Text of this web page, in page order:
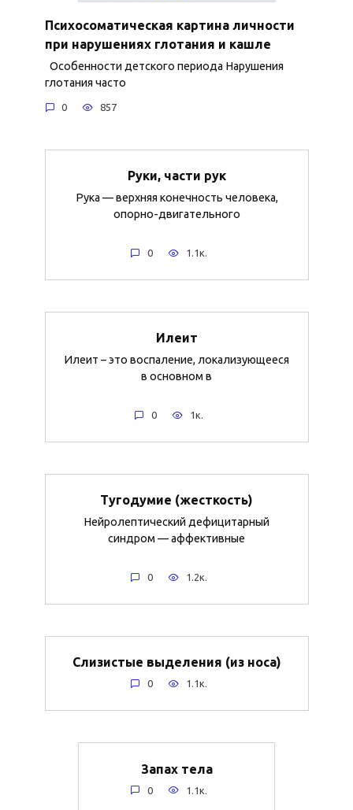
Психосоматическая картина личности
при нарушениях глотания и кашле
Особенности детского периода Нарушения
глотания часто
0 857
Руки, части рук
Рука — верхняя конечность человека,
опорно-двигательного
0 1.1к.
Илеит
Илеит – это воспаление, локализующееся
в основном в
0 1к.
Тугодумие (жесткость)
Нейролептический дефицитарный
синдром — аффективные
0 1.2к.
Слизистые выделения (из носа)
0 1.1к.
Запах тела
0 1.1к.